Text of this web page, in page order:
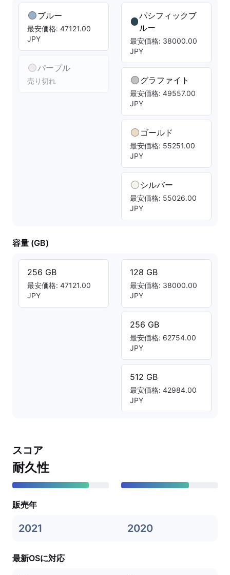
ブルー
最安価格: 47121.00
JPY
パープル
売り切れ
パシフィックブ
ルー
最安価格: 38000.00
JPY
グラファイト
最安価格: 49557.00
JPY
ゴールド
最安価格: 55251.00
JPY
シルバー
最安価格: 55026.00
JPY
容量 (GB)
256 GB
最安価格: 47121.00
JPY
128 GB
最安価格: 38000.00
JPY
256 GB
最安価格: 62754.00
JPY
512 GB
最安価格: 42984.00
JPY
スコア
耐久性
販売年
2021 2020
最新OSに対応